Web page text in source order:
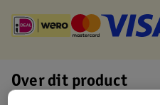
Over dit product